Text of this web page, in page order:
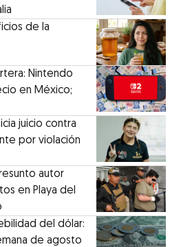
de la
Nintendo
en México;
juicio contra
por violación
autor
en Playa del
del dólar:
de agosto